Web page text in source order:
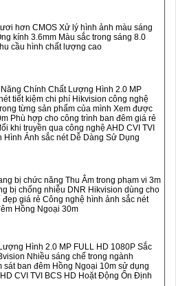
hơn CMOS Xử lý hình ảnh màu sáng
kính 3.6mm Màu sắc trong sáng 8.0
cầu hình chất lượng cao
Chính Chất Lượng Hình 2.0 MP
tiết kiệm chi phí Hikvision công nghệ
từng sản phẩm của mình Xem được
Phù hợp cho công trình ban đêm giá rẻ
khi truyền qua công nghệ AHD CVI TVI
Hình Ảnh sắc nét Dễ Dàng Sử Dụng
bị chức năng Thu Âm trong phạm vi 3m
bị chống nhiễu DNR Hikvision dùng cho
đẹp giá rẻ Công nghệ hình ảnh sắc nét
Hồng Ngoại 30m
Hình 2.0 MP FULL HD 1080P Sắc
Nhiều sáng chế trong ngành
sát ban đêm Hồng Ngoại 10m sử dụng
CVI TVI BCS HD Hoặt Động Ổn Định